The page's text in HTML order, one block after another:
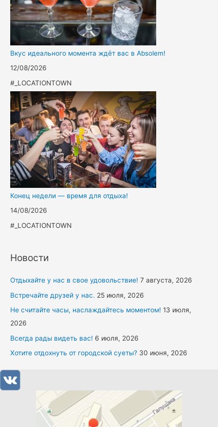
Вкус идеального момента ждёт вас в Absolem!
12/08/2026
#_LOCATIONTOWN
Конец недели — время для отдыха!
14/08/2026
#_LOCATIONTOWN
Новости
Отдыхайте у нас в свое удовольствие! 7 августа, 2026
Встречайте друзей у нас. 25 июля, 2026
Не считайте часы, наслаждайтесь моментом! 13 июля,
2026
Всегда рады видеть вас! 6 июля, 2026
Хотите отдохнуть от городской суеты? 30 июня, 2026